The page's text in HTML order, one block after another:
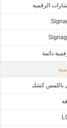
الرقمية
دائمة